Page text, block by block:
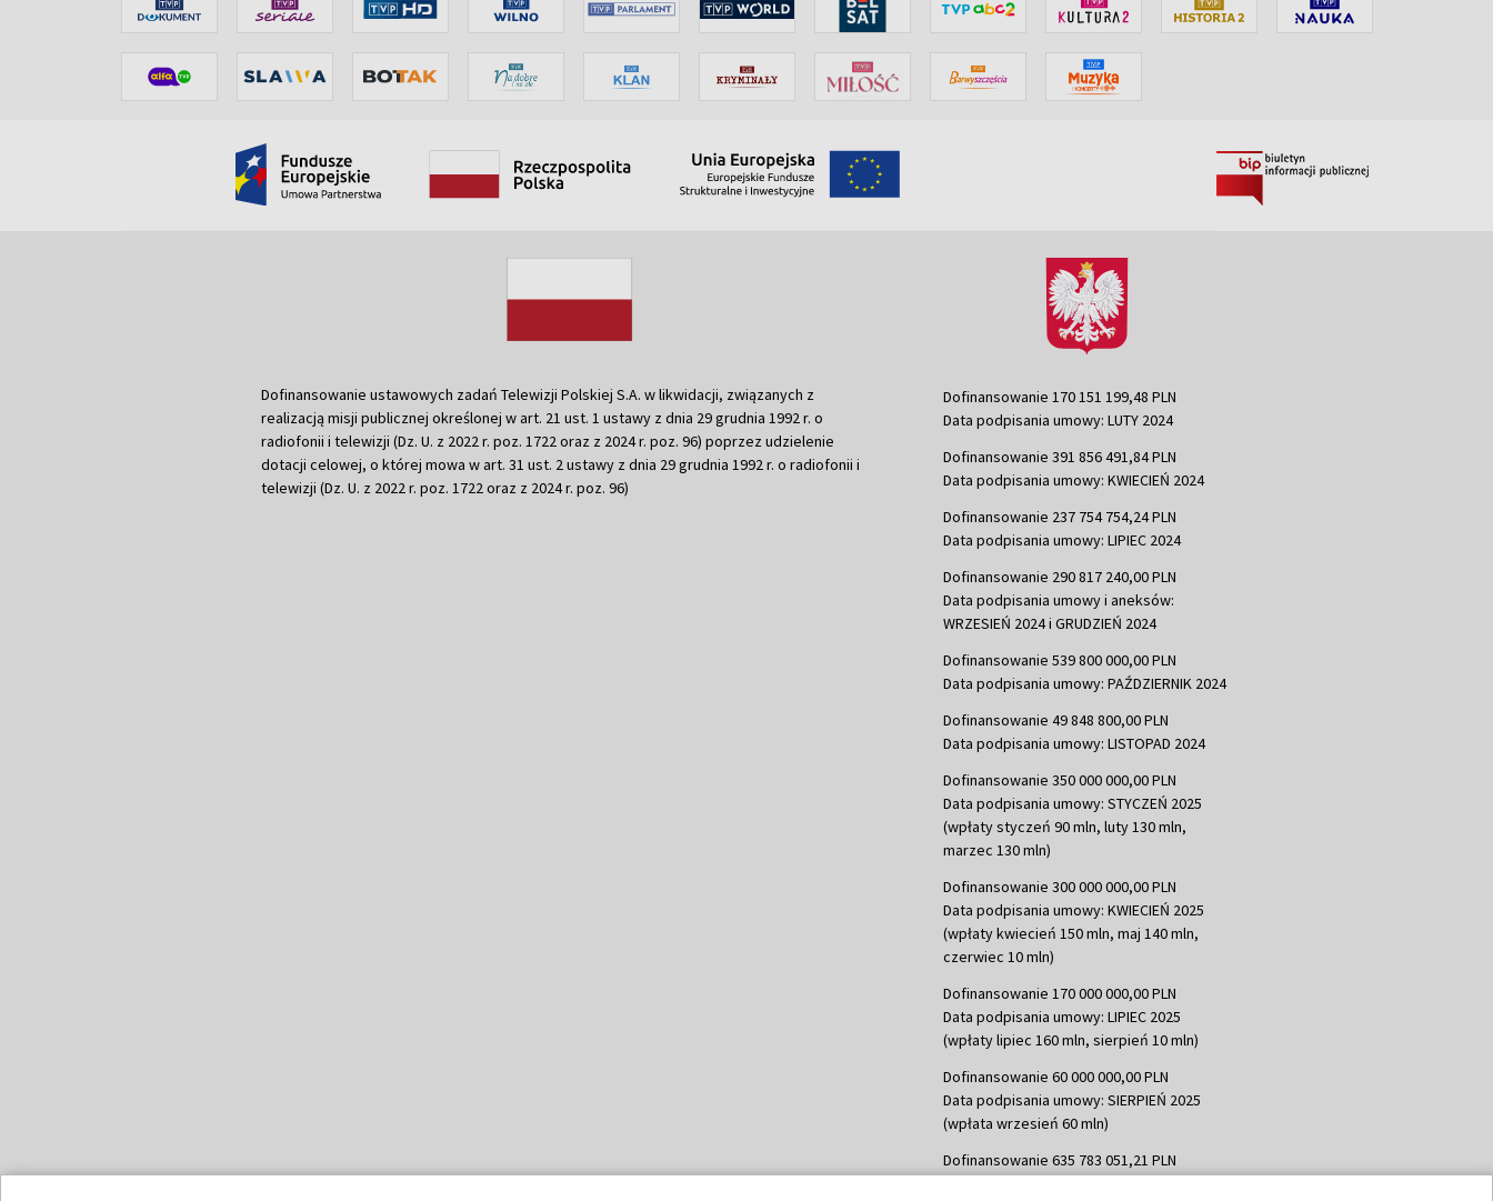
Dofinansowanie ustawowych zadań Telewizji Polskiej S.A. w likwidacji, związanych z
realizacją misji publicznej określonej w art. 21 ust. 1 ustawy z dnia 29 grudnia 1992 r. o
radiofonii i telewizji (Dz. U. z 2022 r. poz. 1722 oraz z 2024 r. poz. 96) poprzez udzielenie
dotacji celowej, o której mowa w art. 31 ust. 2 ustawy z dnia 29 grudnia 1992 r. o radiofonii i
telewizji (Dz. U. z 2022 r. poz. 1722 oraz z 2024 r. poz. 96)
Dofinansowanie 170 151 199,48 PLN
Data podpisania umowy: LUTY 2024
Dofinansowanie 391 856 491,84 PLN
Data podpisania umowy: KWIECIEŃ 2024
Dofinansowanie 237 754 754,24 PLN
Data podpisania umowy: LIPIEC 2024
Dofinansowanie 290 817 240,00 PLN
Data podpisania umowy i aneksów:
WRZESIEŃ 2024 i GRUDZIEŃ 2024
Dofinansowanie 539 800 000,00 PLN
Data podpisania umowy: PAŹDZIERNIK 2024
Dofinansowanie 49 848 800,00 PLN
Data podpisania umowy: LISTOPAD 2024
Dofinansowanie 350 000 000,00 PLN
Data podpisania umowy: STYCZEŃ 2025
(wpłaty styczeń 90 mln, luty 130 mln,
marzec 130 mln)
Dofinansowanie 300 000 000,00 PLN
Data podpisania umowy: KWIECIEŃ 2025
(wpłaty kwiecień 150 mln, maj 140 mln,
czerwiec 10 mln)
Dofinansowanie 170 000 000,00 PLN
Data podpisania umowy: LIPIEC 2025
(wpłaty lipiec 160 mln, sierpień 10 mln)
Dofinansowanie 60 000 000,00 PLN
Data podpisania umowy: SIERPIEŃ 2025
(wpłata wrzesień 60 mln)
Dofinansowanie 635 783 051,21 PLN